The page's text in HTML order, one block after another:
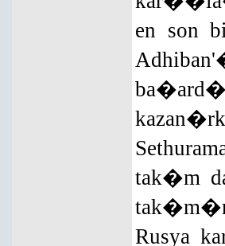
en son
tak�m
Rusya